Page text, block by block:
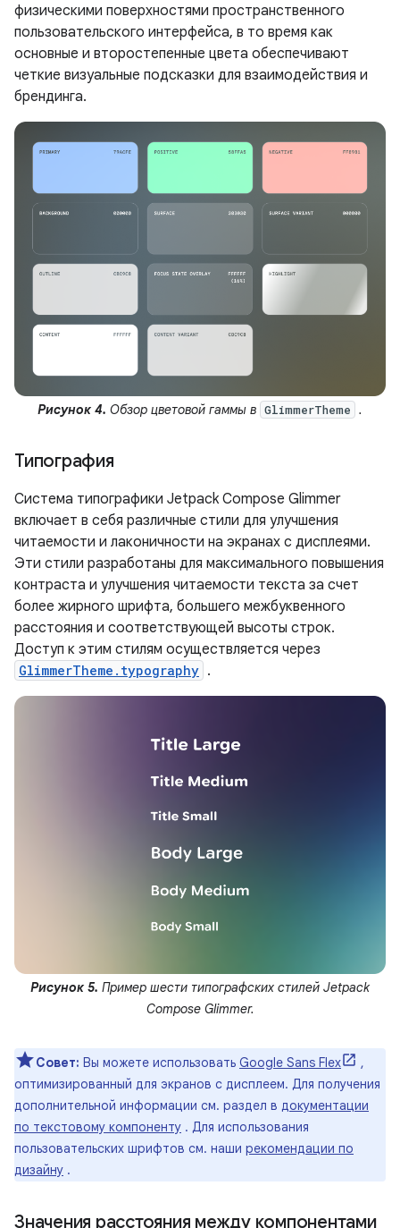
физическими поверхностями пространственного
пользовательского интерфейса, в то время как
основные и второстепенные цвета обеспечивают
четкие визуальные подсказки для взаимодействия и
брендинга.
Рисунок 4. Обзор цветовой гаммы в GlimmerTheme .
Типография
Система типографики Jetpack Compose Glimmer
включает в себя различные стили для улучшения
читаемости и лаконичности на экранах с дисплеями.
Эти стили разработаны для максимального повышения
контраста и улучшения читаемости текста за счет
более жирного шрифта, большего межбуквенного
расстояния и соответствующей высоты строк.
Доступ к этим стилям осуществляется через
GlimmerTheme.typography .
Рисунок 5. Пример шести типографских стилей Jetpack
Compose Glimmer.
Совет: Вы можете использовать Google Sans Flex
,
оптимизированный для экранов с дисплеем. Для получения
дополнительной информации см. раздел в документации
по текстовому компоненту . Для использования
пользовательских шрифтов см. наши рекомендации по
дизайну .
Значения расстояния между компонентами